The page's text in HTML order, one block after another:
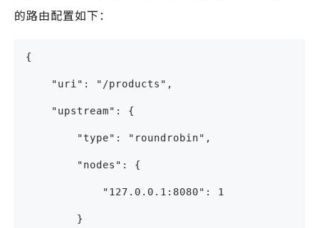
的路由配置如下：
{
    "uri": "/products",
    "upstream": {
        "type": "roundrobin",
        "nodes": {
            "127.0.0.1:8080": 1
        }